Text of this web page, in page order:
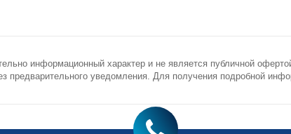
почта
информационный характер и не является публичной
уведомления. Для получения подробной